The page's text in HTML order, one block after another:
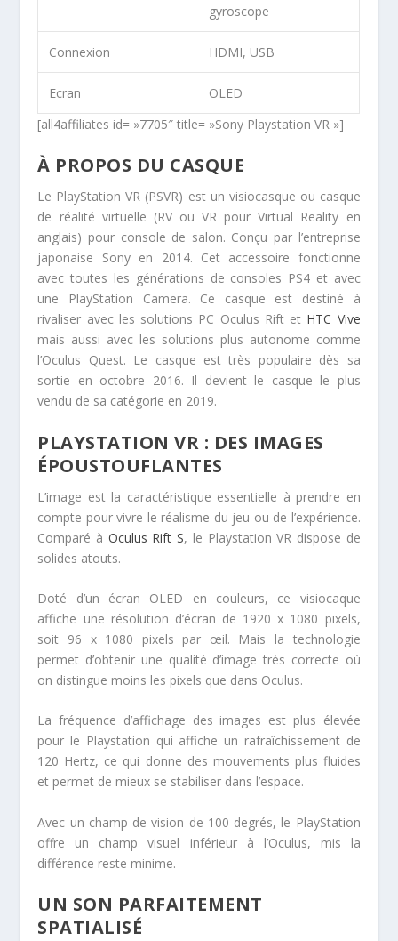
gyroscope
Connexion HDMI, USB
Ecran
OLED
[all4affiliates id= »7705″ title= »Sony Playstation VR »]
À PROPOS DU CASQUE
Le PlayStation VR (PSVR) est un visiocasque ou casque
de réalité virtuelle (RV ou VR pour Virtual Reality en
anglais) pour console de salon. Conçu par l’entreprise
japonaise Sony en 2014. Cet accessoire fonctionne
avec toutes les générations de consoles PS4 et avec
une PlayStation Camera. Ce casque est destiné à
rivaliser avec les solutions PC Oculus Rift et HTC Vive
mais aussi avec les solutions plus autonome comme
l’Oculus Quest. Le casque est très populaire dès sa
sortie en octobre 2016. Il devient le casque le plus
vendu de sa catégorie en 2019.
PLAYSTATION VR : DES IMAGES
ÉPOUSTOUFLANTES
L’image est la caractéristique essentielle à prendre en
compte pour vivre le réalisme du jeu ou de l’expérience.
Comparé à Oculus Rift S, le Playstation VR dispose de
solides atouts.
Doté d’un écran OLED en couleurs, ce visiocaque
affiche une résolution d’écran de 1920 x 1080 pixels,
soit 96 x 1080 pixels par œil. Mais la technologie
permet d’obtenir une qualité d’image très correcte où
on distingue moins les pixels que dans Oculus.
La fréquence d’affichage des images est plus élevée
pour le Playstation qui affiche un rafraîchissement de
120 Hertz, ce qui donne des mouvements plus fluides
et permet de mieux se stabiliser dans l’espace.
Avec un champ de vision de 100 degrés, le PlayStation
offre un champ visuel inférieur à l’Oculus, mis la
différence reste minime.
UN SON PARFAITEMENT
SPATIALISÉ